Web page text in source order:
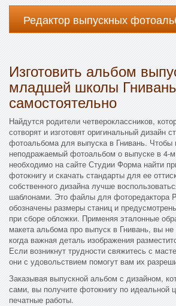
Редактор выпускных
Изготовить альбом
младшей школы Гнивань
самостоятельно
Найдутся родители четвероклассников,
сотворят и изготовят оригинальный дизайн
фотоальбома для выпуска в Гнивань. Чтобы
неподражаемый фотоальбом о выпуске в 4-
необходимо на сайте Студии Форма найти
фотокнигу и скачать стандарты для ее
собственного дизайна лучше
шаблонами. Это файлы для фоторедактора
обозначены размеры станиц и
при сборе обложки. Применяя эталонные
макета альбома про выпуск в Гнивань, вы
когда важная деталь изображения
Если возникнут трудности свяжитесь с
они с удовольствием помогут вам их
Заказывая выпускной альбом с дизайном,
сами, вы получите фотокнигу по идеальной
печатные работы.